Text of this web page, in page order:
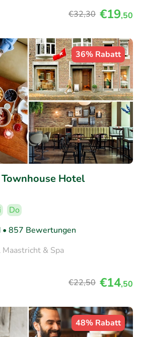
€32,30 €19,50
36% Rabatt
Hotel
Do
• 857 Bewertungen
& Spa
€22,50 €14,50
48% Rabatt